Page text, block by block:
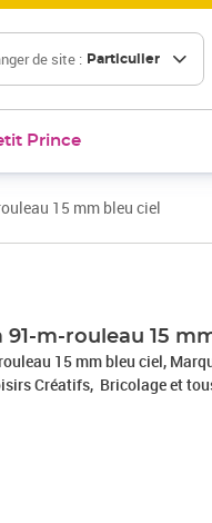
de site : Particulier
Prince
15 mm bleu ciel
m-rouleau 15
15 mm bleu ciel,
Créatifs, Bricolage et
et le bobine
mariage, Saint-Valentin
de C.E.PATTBERG et
la qualité fabriqué en